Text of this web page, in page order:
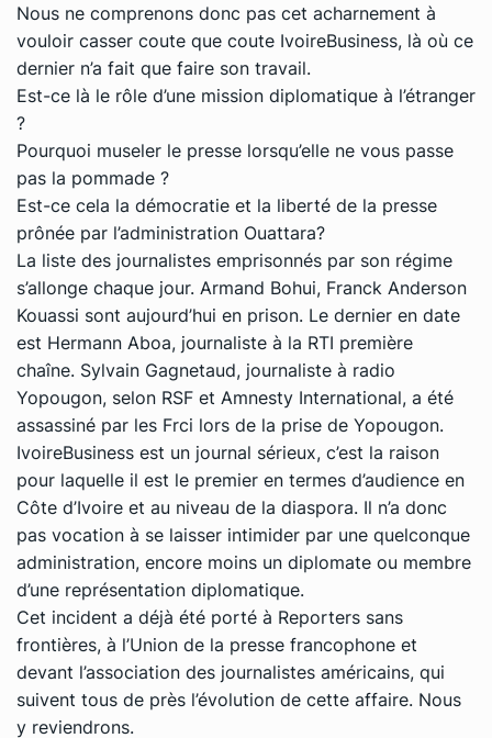
Nous ne comprenons donc pas cet acharnement à
vouloir casser coute que coute IvoireBusiness, là où ce
dernier n’a fait que faire son travail.
Est-ce là le rôle d’une mission diplomatique à l’étranger
?
Pourquoi museler le presse lorsqu’elle ne vous passe
pas la pommade ?
Est-ce cela la démocratie et la liberté de la presse
prônée par l’administration Ouattara?
La liste des journalistes emprisonnés par son régime
s’allonge chaque jour. Armand Bohui, Franck Anderson
Kouassi sont aujourd’hui en prison. Le dernier en date
est Hermann Aboa, journaliste à la RTI première
chaîne. Sylvain Gagnetaud, journaliste à radio
Yopougon, selon RSF et Amnesty International, a été
assassiné par les Frci lors de la prise de Yopougon.
IvoireBusiness est un journal sérieux, c’est la raison
pour laquelle il est le premier en termes d’audience en
Côte d’Ivoire et au niveau de la diaspora. Il n’a donc
pas vocation à se laisser intimider par une quelconque
administration, encore moins un diplomate ou membre
d’une représentation diplomatique.
Cet incident a déjà été porté à Reporters sans
frontières, à l’Union de la presse francophone et
devant l’association des journalistes américains, qui
suivent tous de près l’évolution de cette affaire. Nous
y reviendrons.